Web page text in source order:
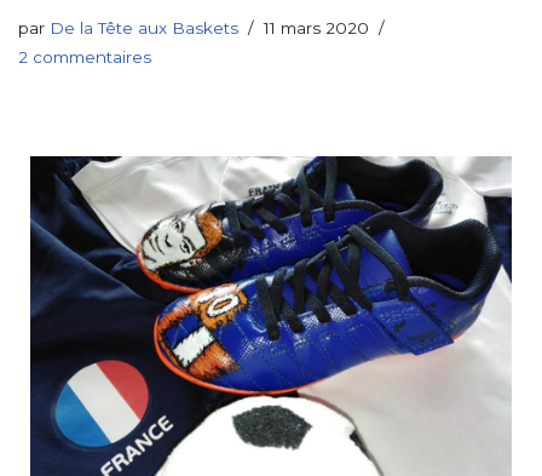
par De la Tête aux Baskets
11 mars 2020
2 commentaires